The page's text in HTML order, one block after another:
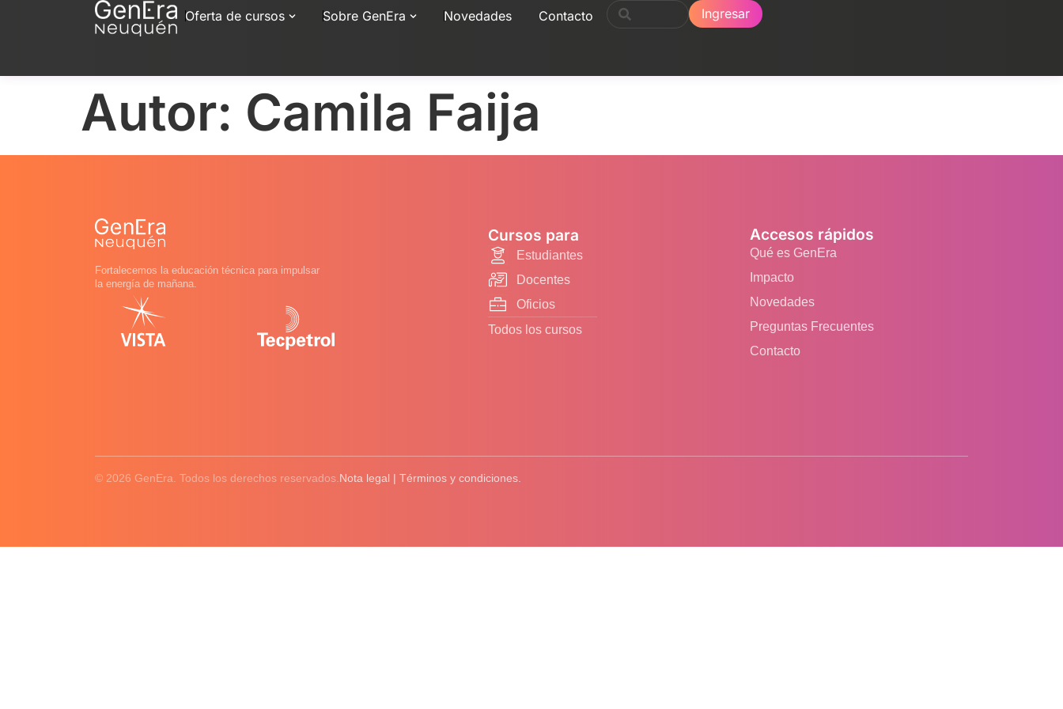
Oferta de cursos Sobre GenEra Novedades Contacto Ingresar
Autor: Camila Faija
Fortalecemos la educación técnica para impulsar
la energía de mañana.
Cursos para
Estudiantes
Docentes
Oficios
Todos los cursos
Accesos rápidos
Qué es GenEra
Impacto
Novedades
Preguntas Frecuentes
Contacto
© 2026 GenEra. Todos los derechos reservados. Nota legal | Términos y condiciones.